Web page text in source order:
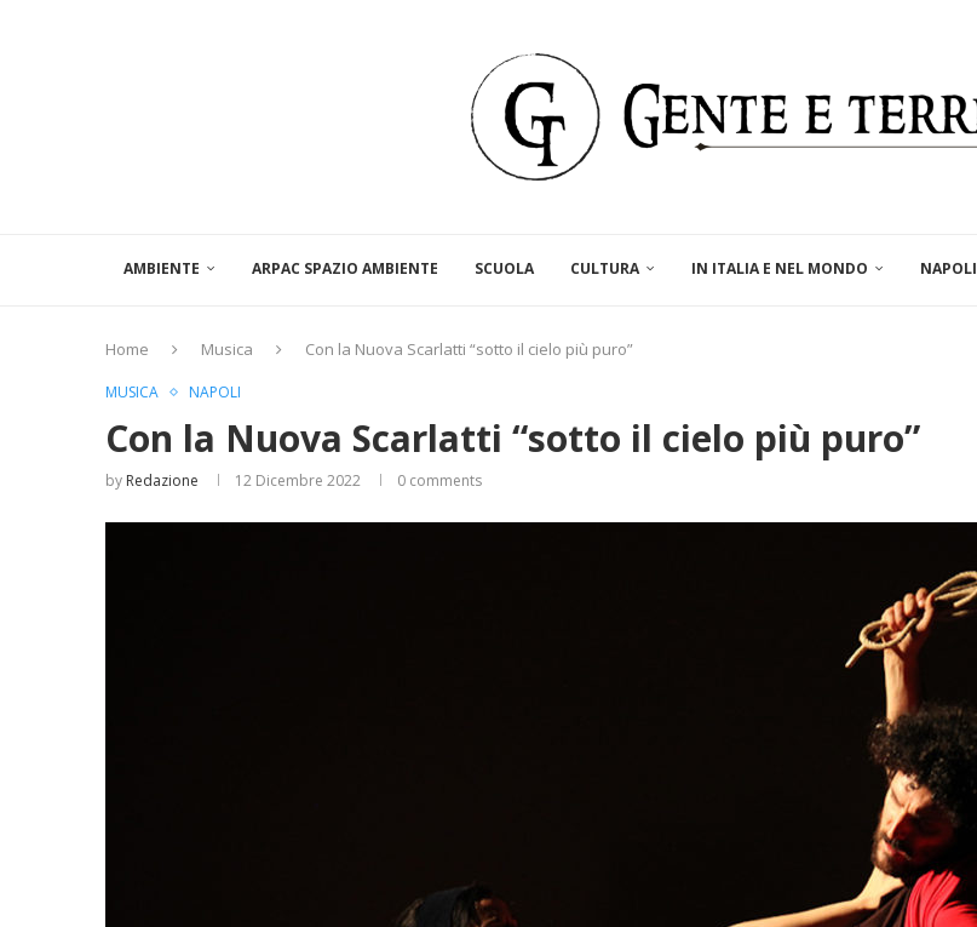
AMBIENTE ARPAC SPAZIO AMBIENTE SCUOLA CULTURA IN ITALIA E NEL MONDO NAPOLI
Home Musica Con la Nuova Scarlatti “sotto il cielo più puro”
MUSICA NAPOLI
Con la Nuova Scarlatti “sotto il cielo più puro”
by Redazione 12 Dicembre 2022 0 comments